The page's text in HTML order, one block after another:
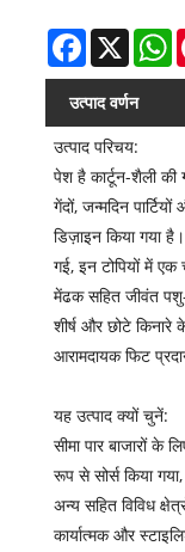
Facebook
X
उत्पाद वर्णन
उत्पाद परिचय:
पेश है कार्टून-शैली की
गेंदों, जन्मदिन
डिज़ाइन किया गया
गई, इन टोपियों में
मेंढक सहित जीवंत
शीर्ष और छोटे
आरामदायक फिट
यह उत्पाद क्यों चुनें:
सीमा पार बाजारों के
रूप से सोर्स किया गया,
अन्य सहित विविध
कार्यात्मक और